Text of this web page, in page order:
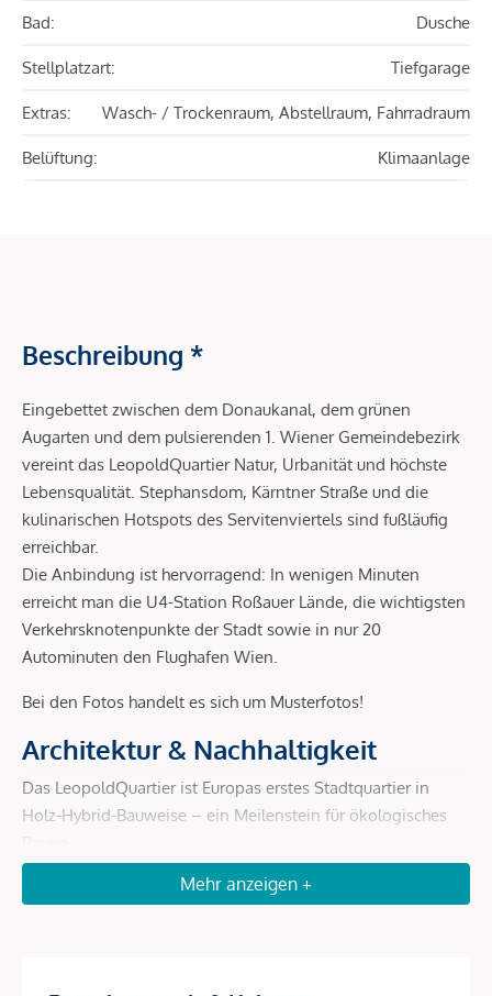
Bad: Dusche
Stellplatzart: Tiefgarage
Extras: Wasch- / Trockenraum, Abstellraum, Fahrradraum
Belüftung: Klimaanlage
Beschreibung *
Eingebettet zwischen dem Donaukanal, dem grünen
Augarten und dem pulsierenden 1. Wiener Gemeindebezirk
vereint das LeopoldQuartier Natur, Urbanität und höchste
Lebensqualität. Stephansdom, Kärntner Straße und die
kulinarischen Hotspots des Servitenviertels sind fußläufig
erreichbar.
Die Anbindung ist hervorragend: In wenigen Minuten
erreicht man die U4-Station Roßauer Lände, die wichtigsten
Verkehrsknotenpunkte der Stadt sowie in nur 20
Autominuten den Flughafen Wien.
Bei den Fotos handelt es sich um Musterfotos!
Architektur & Nachhaltigkeit
Das LeopoldQuartier ist Europas erstes Stadtquartier in
Holz-Hybrid-Bauweise – ein Meilenstein für ökologisches
Holz-Hybrid-Konstruktion:bis zu 80 % weniger CO²-
Mehr anzeigen +